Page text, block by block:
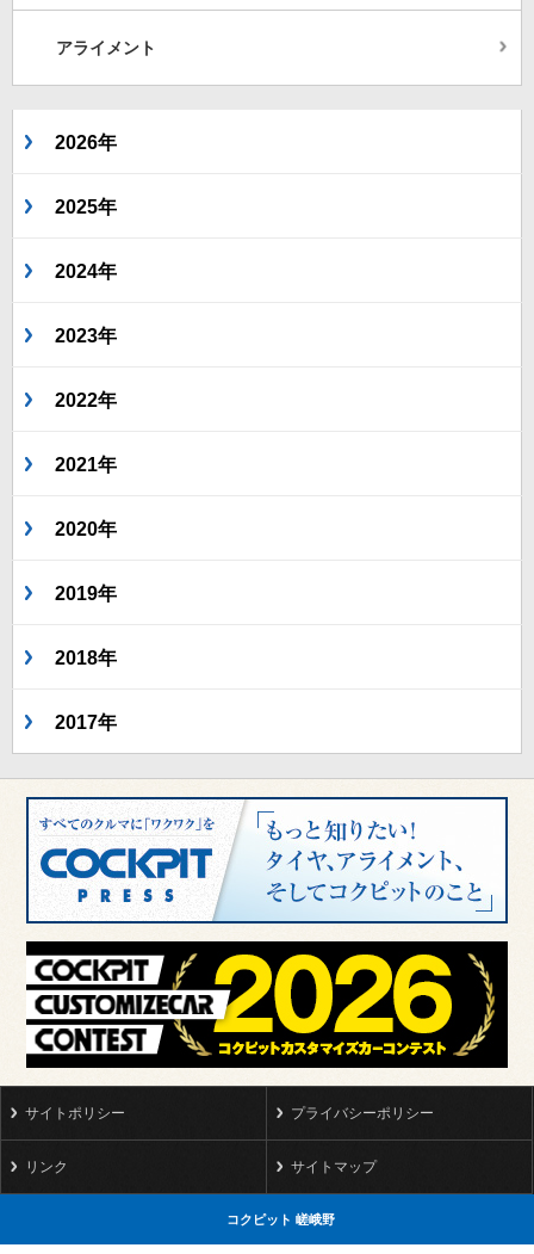
アライメント
2026年
2025年
2024年
2023年
2022年
2021年
2020年
2019年
2018年
2017年
サイトポリシー プライバシーポリシー
リンク サイトマップ
コクピット 嵯峨野